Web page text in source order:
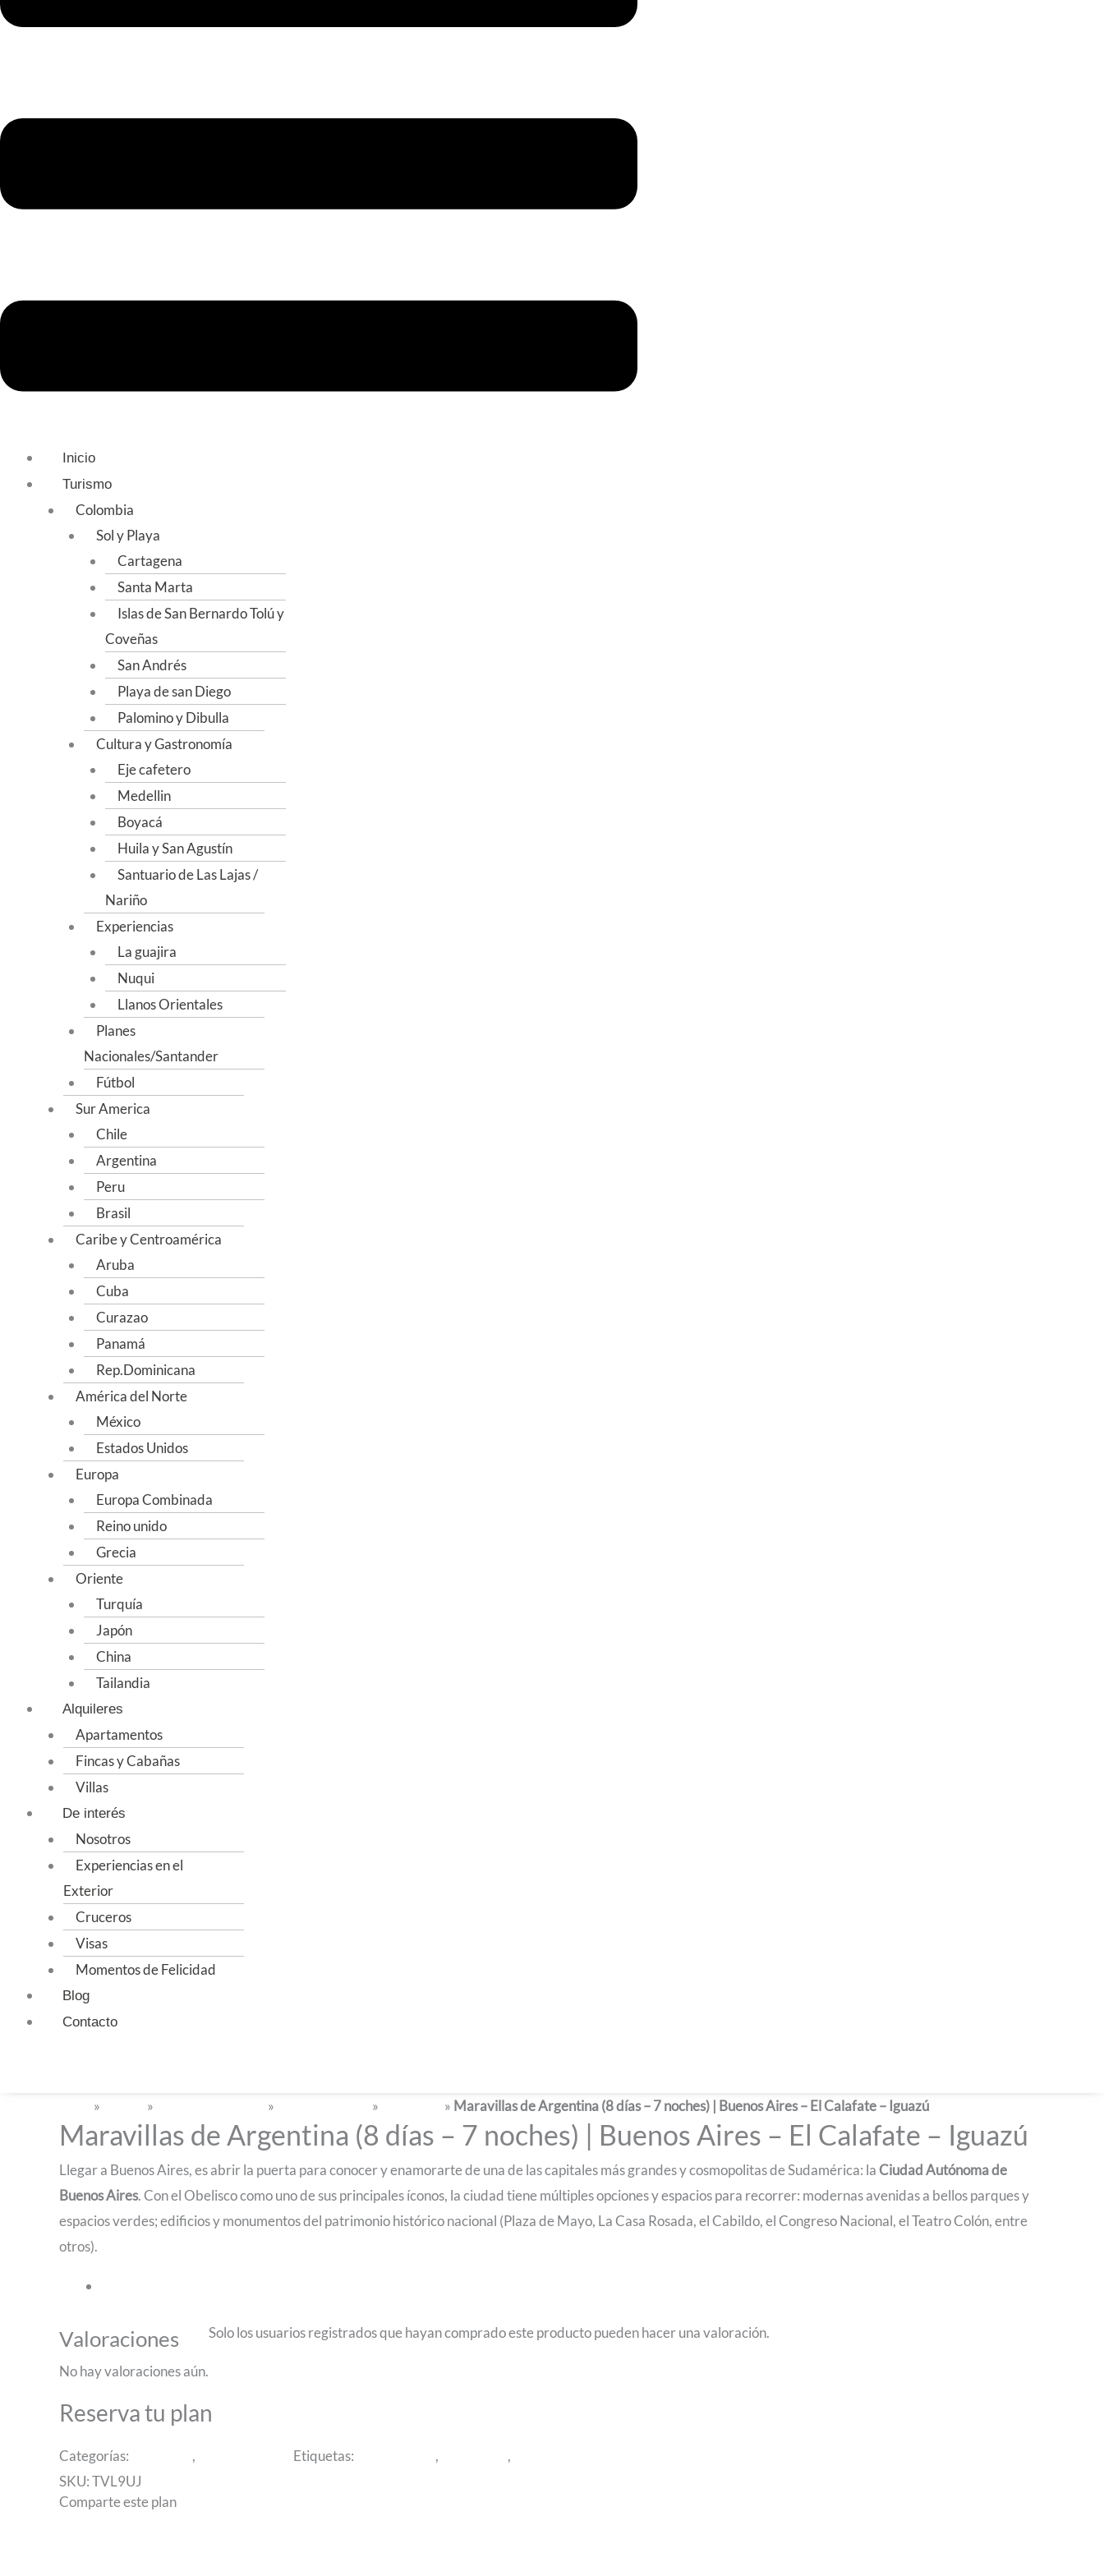
Inicio
Turismo
Colombia
Sol y Playa
Cartagena
Santa Marta
Islas de San Bernardo Tolú y
Coveñas
San Andrés
Playa de san Diego
Palomino y Dibulla
Cultura y Gastronomía
Eje cafetero
Medellin
Boyacá
Huila y San Agustín
Santuario de Las Lajas /
Nariño
Experiencias
La guajira
Nuqui
Llanos Orientales
Planes
Nacionales/Santander
Fútbol
Sur America
Chile
Argentina
Peru
Brasil
Caribe y Centroamérica
Aruba
Cuba
Curazao
Panamá
Rep.Dominicana
América del Norte
México
Estados Unidos
Europa
Europa Combinada
Reino unido
Grecia
Oriente
Turquía
Japón
China
Tailandia
Alquileres
Apartamentos
Fincas y Cabañas
Villas
De interés
Nosotros
Experiencias en el
Exterior
Cruceros
Visas
Momentos de Felicidad
Blog
Contacto
» » » » » Maravillas de Argentina (8 días – 7 noches) | Buenos Aires – El Calafate – Iguazú
Maravillas de Argentina (8 días – 7 noches) | Buenos Aires – El Calafate – Iguazú
Llegar a Buenos Aires, es abrir la puerta para conocer y enamorarte de una de las capitales más grandes y cosmopolitas de Sudamérica: laCiudad Autónoma de
Buenos Aires. Con el Obelisco como uno de sus principales íconos, la ciudad tiene múltiples opciones y espacios para recorrer: modernas avenidas a bellos parques y
espacios verdes; edificios y monumentos del patrimonio histórico nacional (Plaza de Mayo, La Casa Rosada, el Cabildo, el Congreso Nacional, el Teatro Colón, entre
otros).
Valoraciones
No hay valoraciones aún.
Solo los usuarios registrados que hayan comprado este producto pueden hacer una valoración.
Reserva tu plan
Categorías: , Etiquetas: , ,
SKU:TVL9UJ
Comparte este plan